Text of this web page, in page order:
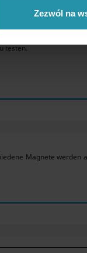
Zezwól na
Magneten und
testen.
Magnete